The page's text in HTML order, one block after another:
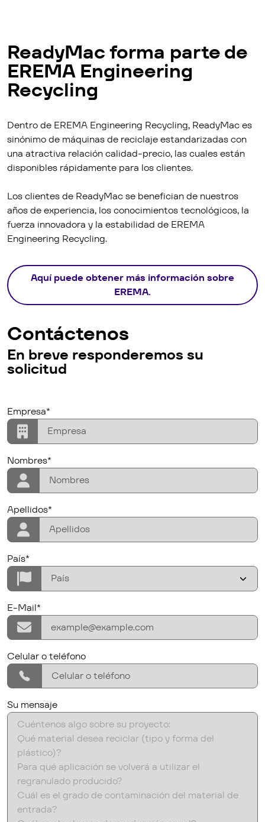
ReadyMac forma parte de
EREMA Engineering
Recycling
Dentro de EREMA Engineering Recycling, ReadyMac es
sinónimo de máquinas de reciclaje estandarizadas con
una atractiva relación calidad-precio, las cuales están
disponibles rápidamente para los clientes.
Los clientes de ReadyMac se benefician de nuestros
años de experiencia, los conocimientos tecnológicos, la
fuerza innovadora y la estabilidad de EREMA
Engineering Recycling.
Aquí puede obtener más información sobre
EREMA.
Contáctenos
En breve responderemos su
solicitud
company
Empresa*
firstname
Nombres*
lastname
Apellidos*
Country/Region
País*
E-Mail*
E-Mail*
phone
Celular o teléfono
Su mensaje
Su mensaje